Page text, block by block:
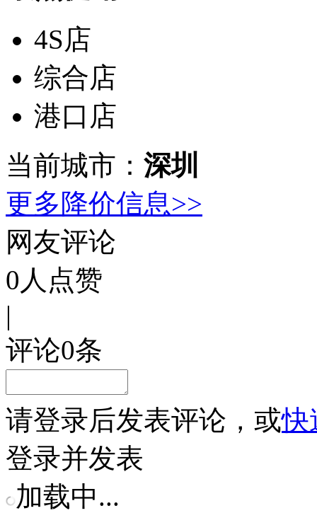
4S店
综合店
港口店
当前城市： 深圳
更多降价信息>>
网友评论
0 人点赞
|
评论0条
请登录后发表评论，或快
登录并发表
加载中...